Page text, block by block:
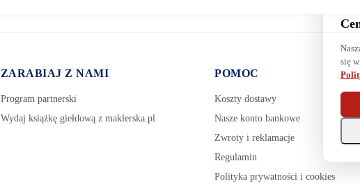
ZARABIAJ Z NAMI
Program partnerski
Wydaj książkę giełdową z maklerska.pl
POMOC
Koszty dostawy
Nasze konto bankowe
Zwroty i reklamacje
Regulamin
Polityka prywatności i cookies
się